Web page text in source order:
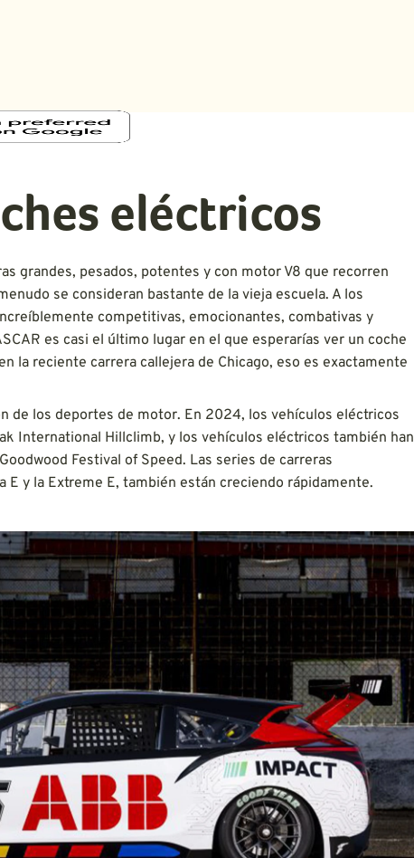
eléctricos
grandes, pesados, potentes y con motor V8 que recorren
se consideran bastante de la vieja escuela. A los
competitivas, emocionantes, combativas y
es casi el último lugar en el que esperarías ver un coche
la reciente carrera callejera de Chicago, eso es exactamente
de los deportes de motor. En 2024, los vehículos eléctricos
International Hillclimb, y los vehículos eléctricos también han
Festival of Speed. Las series de carreras
y la Extreme E, también están creciendo rápidamente.